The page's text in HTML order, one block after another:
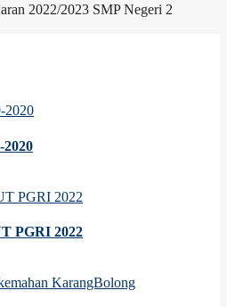
2022/2023 SMP Negeri 2
PGRI 2022